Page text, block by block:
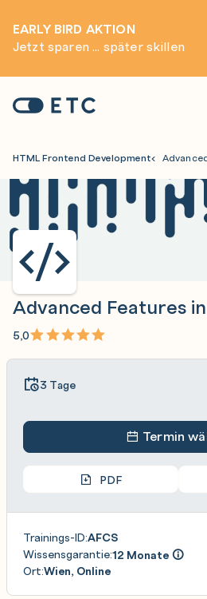
EARLY BIRD AKTION
Jetzt sparen ... später skillen
Startseite: ETC
HTML Frontend Development
Advanced Features
5,0
3 Tage
Termin
PDF
Trainings-ID:AFCS
Wissensgarantie:12 Monate
Ort:Wien, Online